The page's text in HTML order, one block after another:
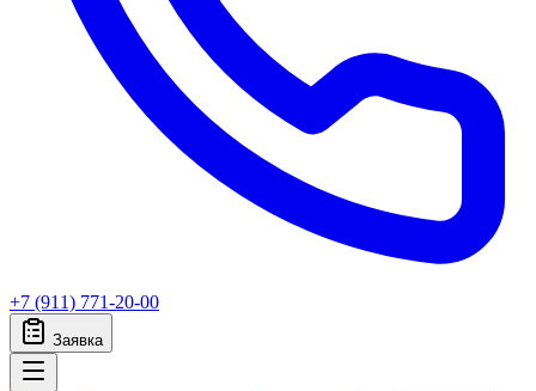
+7 (911) 771-20-00
Заявка